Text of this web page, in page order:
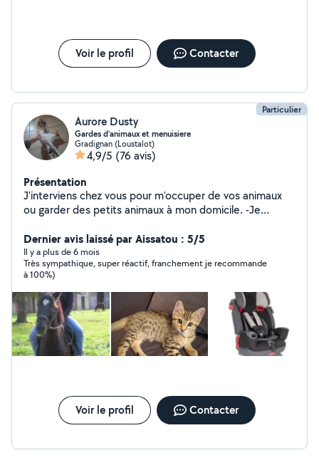
Voir le profil Contacter
Particulier
Aurore Dusty
Gardes d’animaux et menuisiere
Gradignan (Loustalot)
4,9/5 (76 avis)
Présentation
J'interviens chez vous pour m'occuper de vos animaux
ou garder des petits animaux à mon domicile. -Je
detendre les chevaux a toutes les allures. -Je propose
egalement du montage de meubles car je suis
menusière depuis 2000. -Location siège auto et lit
parapluie.
Dernier avis laissé par Aissatou : 5/5
Il y a plus de 6 mois
Très sympathique, super réactif, franchement je recommande
à 100%)
Voir le profil Contacter